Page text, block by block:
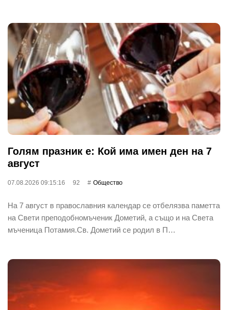
Голям празник е: Кой има имен ден на 7
август
07.08.2026 09:15:16 92 Общество
На 7 август в православния календар се отбелязва паметта
на Свети преподобномъченик Дометий, а също и на Света
мъченица Потамия.Св. Дометий се родил в П…